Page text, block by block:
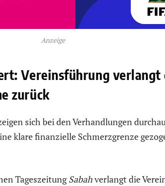
Anzeige
Vereinsführung verlangt
zurück
sich bei den Verhandlungen
klare finanzielle Schmerzgrenze
TageszeitungSabahverlangt die